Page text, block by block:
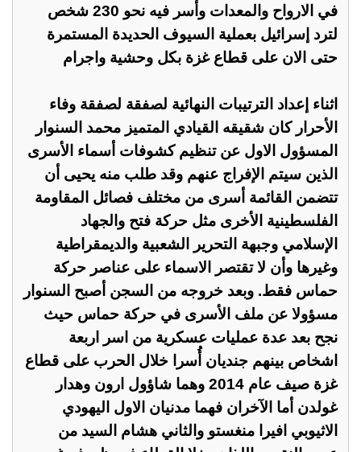
في الارواح والمعدات وأسر فيه نحو 230 شخص
لترد إسرائيل بعملية السيوف الحديدة المستمرة
حتى الان على قطاع غزة بكل وحشية واجرام
اثناء إعداد الترتيبات النهائية لصفقة لصفقة وفاء
الأحرار كان شقيقه القيادي المتميز محمد السنوار
المسؤول الاول عن تنظيم كشوفات أسماء الأسرى
الذين سيتم الإفراج عنهم وقد طلب منه يحيى أن
تتضمن القائمة أسرى من مختلف فصائل المقاومة
الفلسطينية الأخرى مثل حركة فتح والجهاد
الإسلامي وجبهة التحرير الشعبية والديمقراطية
وغيرها وأن لا تقتصر الاسماء على عناصر حركة
حماس فقط. وبعد خروجه من السجن أصبح السنوار
مسؤولا عن ملف الأسرى في حركة حماس حيث
نجح بعد عدة عمليات عسكرية من اسر اربعة
اشخاص بينهم جنديان أُسرا خلال الحرب على قطاع
غزة صيف عام 2014 وهما شاؤول ارون وهدار
غولدن أما الآخران فهما مدنيان الاول اليهودي
الاثيوبي افيرا منغستو والثاني هشام السيد من